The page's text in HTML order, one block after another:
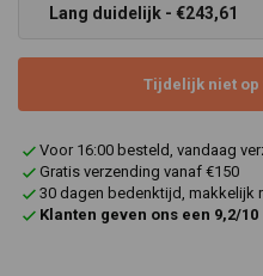
Lang duidelijk - €243,61
Tijdelijk niet op
Voor 16:00 besteld, vandaag
Gratis verzending vanaf €150
30 dagen bedenktijd, makkelijk
Klanten geven ons een 9,2/10